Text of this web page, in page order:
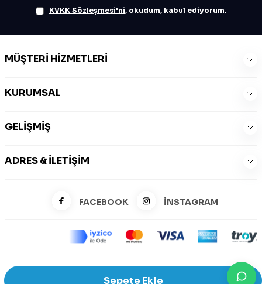
Sepete Ekle
KVKK Sözleşmesi'ni, okudum, kabul ediyorum.
MÜŞTERI HIZMETLERI
KURUMSAL
GELIŞMIŞ
ADRES & İLETIŞIM
FACEBOOK İNSTAGRAM
©2026 Zeysports Tüm Hakları Saklıdır.